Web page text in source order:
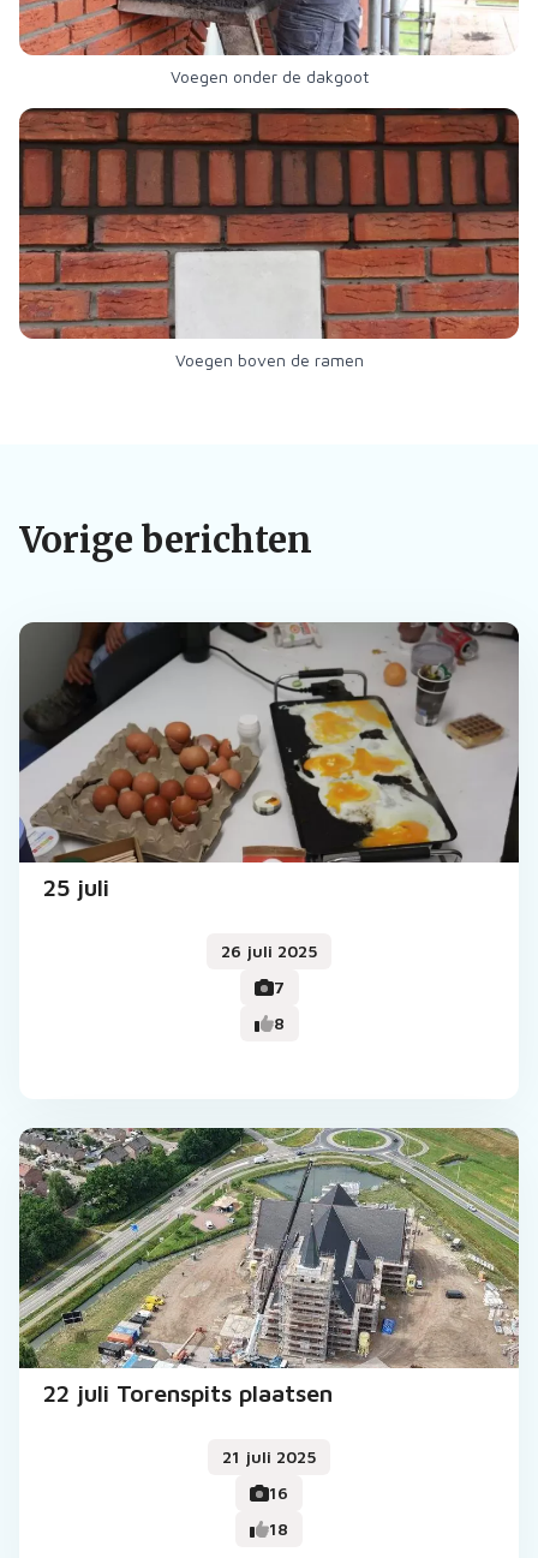
Voegen onder de dakgoot
Voegen boven de ramen
Vorige berichten
25 juli
26 juli 2025
7
8
22 juli Torenspits plaatsen
21 juli 2025
16
18